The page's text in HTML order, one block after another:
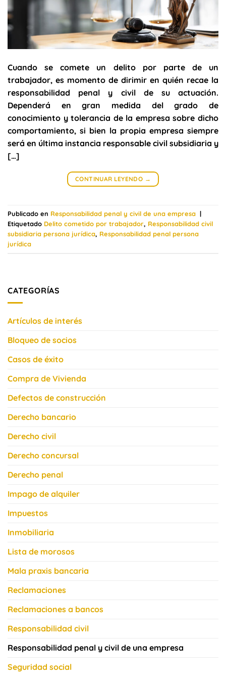
Cuando se comete un delito por parte de un
trabajador, es momento de dirimir en quién recae la
responsabilidad penal y civil de su actuación.
Dependerá en gran medida del grado de
conocimiento y tolerancia de la empresa sobre dicho
comportamiento, si bien la propia empresa siempre
será en última instancia responsable civil subsidiaria y
[…]
CONTINUAR LEYENDO →
Publicado en Responsabilidad penal y civil de una empresa |
Etiquetado Delito cometido por trabajador, Responsabilidad civil
subsidiaria persona jurídica, Responsabilidad penal persona
jurídica
CATEGORÍAS
Artículos de interés
Bloqueo de socios
Casos de éxito
Compra de Vivienda
Defectos de construcción
Derecho bancario
Derecho civil
Derecho concursal
Derecho penal
Impago de alquiler
Impuestos
Inmobiliaria
Lista de morosos
Mala praxis bancaria
Reclamaciones
Reclamaciones a bancos
Responsabilidad civil
Responsabilidad penal y civil de una empresa
Seguridad social